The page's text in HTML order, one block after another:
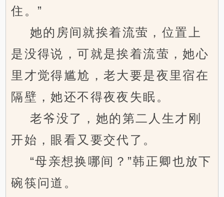
住。”
她的房间就挨着流萤，位置上
是没得说，可就是挨着流萤，她心
里才觉得尴尬，老大要是夜里宿在
隔壁，她还不得夜夜失眠。
老爷没了，她的第二人生才刚
开始，眼看又要交代了。
“母亲想换哪间？”韩正卿也放下
碗筷问道。